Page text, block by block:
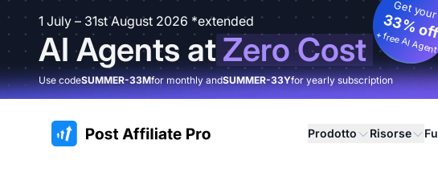
1 July – 31st August 2026 *extended
AI Agents atZero Cost
Get your
33%
+ free AI Agent
Use codeSUMMER-33Mfor monthly andSUMMER-33Yfor yearly subscription
:site.title Prodotto Risorse